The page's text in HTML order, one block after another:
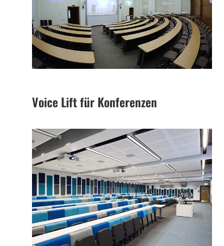
Voice Lift für Konferenzen